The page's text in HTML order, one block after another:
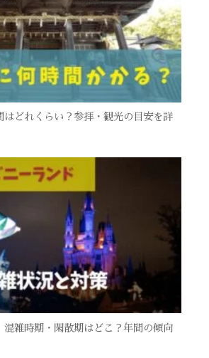
はどれくらい？参拝・観光の目安を詳
混雑時期・閑散期はどこ？年間の傾向